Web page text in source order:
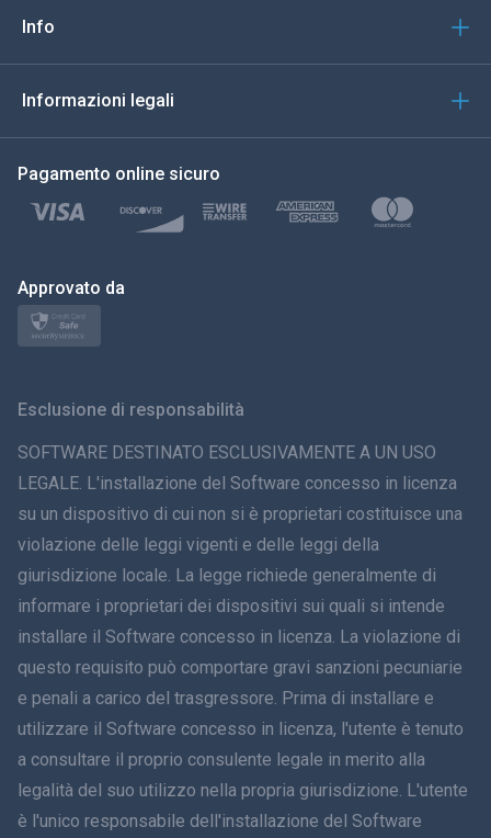
Türkçe
Polski
日本
ภาษาไทย
Dansk
हिंदी
עברית
Română
Ελληνικά
Info
Informazioni legali
Pagamento online sicuro
Approvato da
Esclusione di responsabilità
SOFTWARE DESTINATO ESCLUSIVAMENTE A UN USO
LEGALE. L'installazione del Software concesso in licenza
su un dispositivo di cui non si è proprietari costituisce una
violazione delle leggi vigenti e delle leggi della
giurisdizione locale. La legge richiede generalmente di
informare i proprietari dei dispositivi sui quali si intende
installare il Software concesso in licenza. La violazione di
questo requisito può comportare gravi sanzioni pecuniarie
e penali a carico del trasgressore. Prima di installare e
utilizzare il Software concesso in licenza, l'utente è tenuto
a consultare il proprio consulente legale in merito alla
legalità del suo utilizzo nella propria giurisdizione. L'utente
è l'unico responsabile dell'installazione del Software